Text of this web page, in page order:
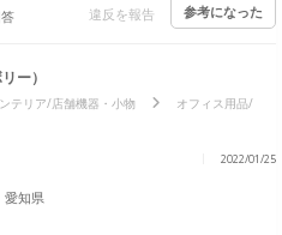
違反を報告 参考になった
ー）
テリア/店舗機器・小物
オフィス用品/
2022/01/25
愛知県